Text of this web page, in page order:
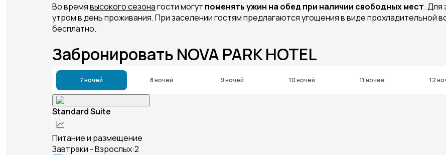
Во времявысокого сезонагости могут поменять ужин на обед при наличии свободных мест. Для
утром в день проживания. При заселении гостям предлагаются угощения в виде прохладительной
бесплатно.
Забронировать NOVA PARK HOTEL
7 ночей 8 ночей 9 ночей 10 ночей 11 ночей 12
Standard Suite
Питание и размещение
Завтраки - Взрослых:2